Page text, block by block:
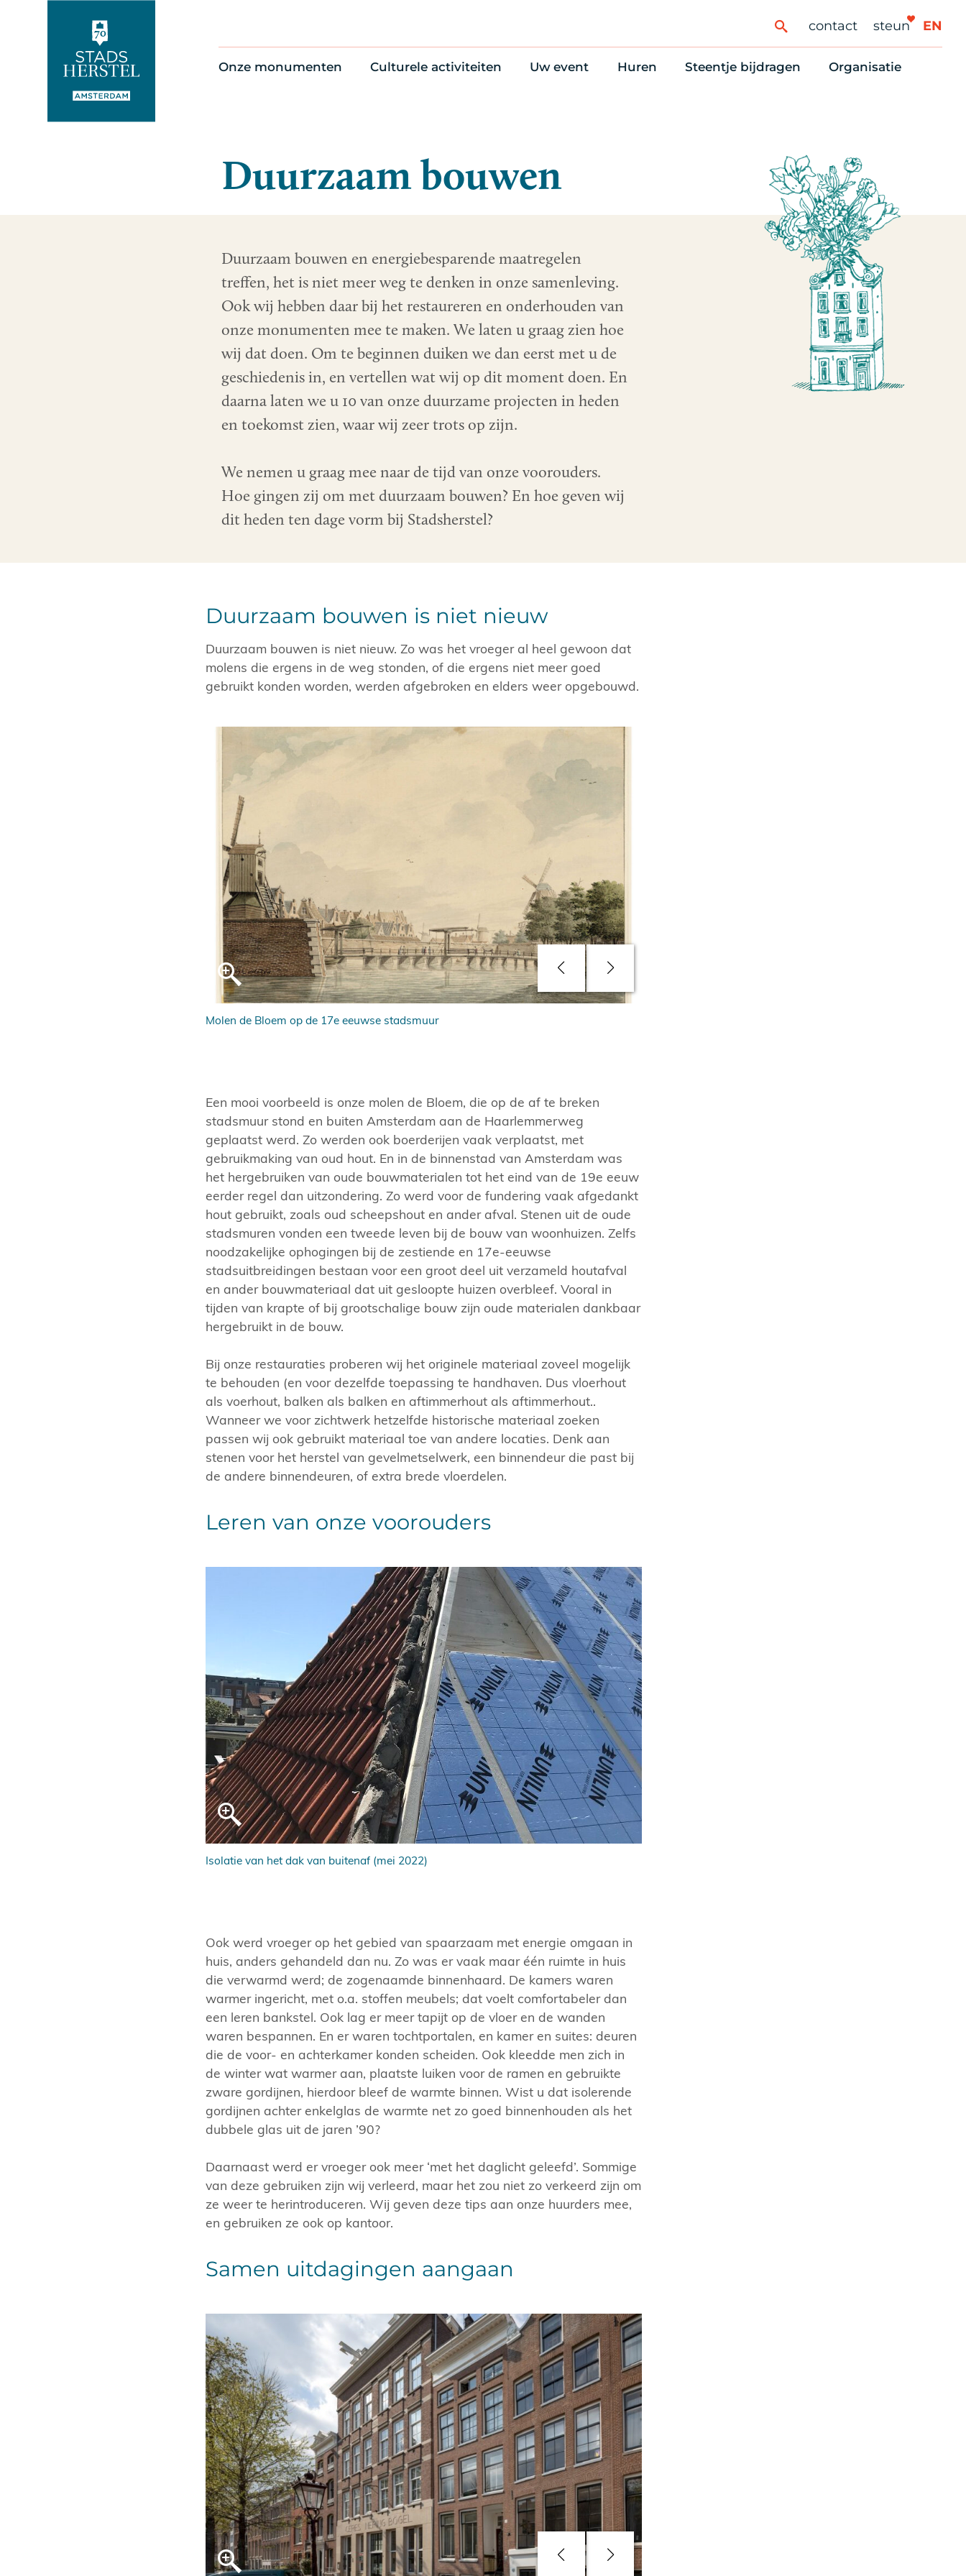
contact steun EN
Onze monumenten
Thema’s
Culturele activiteiten
Voor Vrienden
Online activiteiten
Uw event
Cultuur
Huren
Onderhoudsmeldingen en huurvragen
Steentje bijdragen
Vriendennieuws
Schenken, nalaten en ANBI
6 redenen om mee te doen
Organisatie
Werken bij
Nieuws en
Stadsherstel
Duurzaam bouwen
Duurzaam bouwen en energiebesparende maatregelen
treffen, het is niet meer weg te denken in onze samenleving.
Ook wij hebben daar bij het restaureren en onderhouden van
onze monumenten mee te maken. We laten u graag zien hoe
wij dat doen. Om te beginnen duiken we dan eerst met u de
geschiedenis in, en vertellen wat wij op dit moment doen. En
daarna laten we u 10 van onze duurzame projecten in heden
en toekomst zien, waar wij zeer trots op zijn.
We nemen u graag mee naar de tijd van onze voorouders.
Hoe gingen zij om met duurzaam bouwen? En hoe geven wij
dit heden ten dage vorm bij Stadsherstel?
Duurzaam bouwen is niet nieuw
Duurzaam bouwen is niet nieuw. Zo was het vroeger al heel gewoon dat
molens die ergens in de weg stonden, of die ergens niet meer goed
gebruikt konden worden, werden afgebroken en elders weer opgebouwd.
Molen de Bloem op de 17e eeuwse stadsmuur
Een mooi voorbeeld is onze molen de Bloem, die op de af te breken
stadsmuur stond en buiten Amsterdam aan de Haarlemmerweg
geplaatst werd. Zo werden ook boerderijen vaak verplaatst, met
gebruikmaking van oud hout. En in de binnenstad van Amsterdam was
het hergebruiken van oude bouwmaterialen tot het eind van de 19e eeuw
eerder regel dan uitzondering. Zo werd voor de fundering vaak afgedankt
hout gebruikt, zoals oud scheepshout en ander afval. Stenen uit de oude
stadsmuren vonden een tweede leven bij de bouw van woonhuizen. Zelfs
noodzakelijke ophogingen bij de zestiende en 17e-eeuwse
stadsuitbreidingen bestaan voor een groot deel uit verzameld houtafval
en ander bouwmateriaal dat uit gesloopte huizen overbleef. Vooral in
tijden van krapte of bij grootschalige bouw zijn oude materialen dankbaar
hergebruikt in de bouw.
Bij onze restauraties proberen wij het originele materiaal zoveel mogelijk
te behouden (en voor dezelfde toepassing te handhaven. Dus vloerhout
als voerhout, balken als balken en aftimmerhout als aftimmerhout..
Wanneer we voor zichtwerk hetzelfde historische materiaal zoeken
passen wij ook gebruikt materiaal toe van andere locaties. Denk aan
stenen voor het herstel van gevelmetselwerk, een binnendeur die past bij
de andere binnendeuren, of extra brede vloerdelen.
Leren van onze voorouders
Isolatie van het dak van buitenaf (mei 2022)
Ook werd vroeger op het gebied van spaarzaam met energie omgaan in
huis, anders gehandeld dan nu. Zo was er vaak maar één ruimte in huis
die verwarmd werd; de zogenaamde binnenhaard. De kamers waren
warmer ingericht, met o.a. stoffen meubels; dat voelt comfortabeler dan
een leren bankstel. Ook lag er meer tapijt op de vloer en de wanden
waren bespannen. En er waren tochtportalen, en kamer en suites: deuren
die de voor- en achterkamer konden scheiden. Ook kleedde men zich in
de winter wat warmer aan, plaatste luiken voor de ramen en gebruikte
zware gordijnen, hierdoor bleef de warmte binnen. Wist u dat isolerende
gordijnen achter enkelglas de warmte net zo goed binnenhouden als het
dubbele glas uit de jaren ’90?
Daarnaast werd er vroeger ook meer ‘met het daglicht geleefd’. Sommige
van deze gebruiken zijn wij verleerd, maar het zou niet zo verkeerd zijn om
ze weer te herintroduceren. Wij geven deze tips aan onze huurders mee,
en gebruiken ze ook op kantoor.
Samen uitdagingen aangaan